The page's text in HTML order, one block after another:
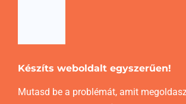
Készíts weboldalt egyszerűen!
Mutasd be a problémát, amit